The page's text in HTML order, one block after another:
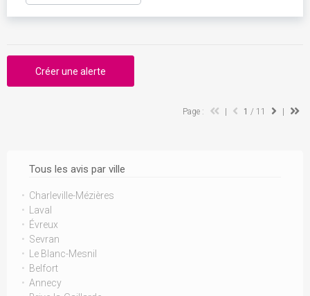
Tous les avis par ville
Charleville-Mézières
Laval
Évreux
Sevran
Le Blanc-Mesnil
Belfort
Annecy
Créer une alerte
Page : 1 / 11